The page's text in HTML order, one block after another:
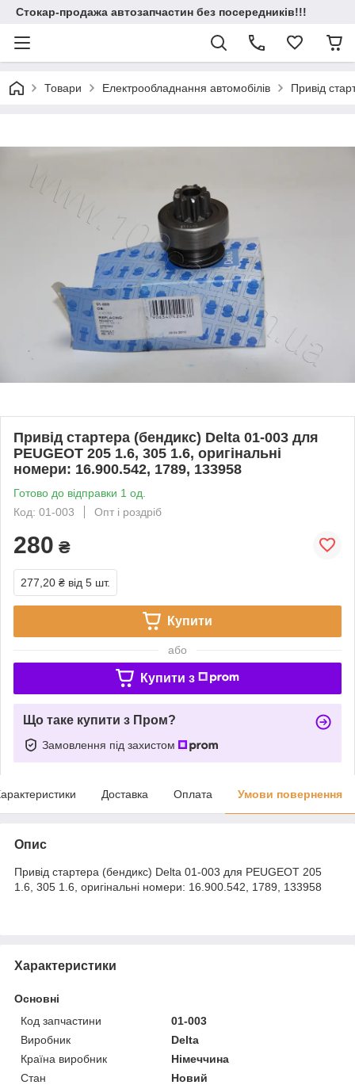
Стокар-продажа автозапчастин без посередників!!!
Товари Електрообладнання автомобілів Привід
Привід стартера (бендикс) Delta 01-003 для
PEUGEOT 205 1.6, 305 1.6, оригінальні
номери: 16.900.542, 1789, 133958
Готово до відправки 1 од.
Код: 01-003
Опт і роздріб
280 ₴
277,20 ₴ від 5 шт.
Купити
або
Купити з
Що таке купити з Пром?
Замовлення під захистом
Доставка Оплата Умови повернення
Опис
Привід стартера (бендикс) Delta 01-003 для PEUGEOT 205
1.6, 305 1.6, оригінальні номери: 16.900.542, 1789, 133958
Характеристики
Основні
Код запчастини
01-003
Виробник
Delta
Країна виробник
Німеччина
Стан
Новий